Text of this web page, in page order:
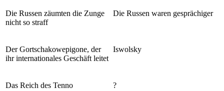
Die Russen zäumten die Zunge
nicht so straff
Die Russen waren gesprächiger
Der Gortschakowepigone, der
ihr internationales Geschäft leitet
Iswolsky
Das Reich des Tenno ?